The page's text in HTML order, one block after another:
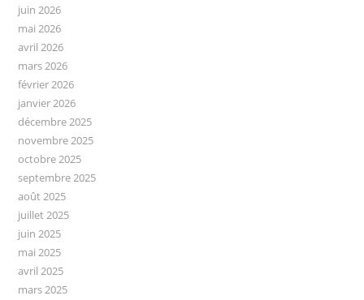
juin 2026
mai 2026
avril 2026
mars 2026
février 2026
janvier 2026
décembre 2025
novembre 2025
octobre 2025
septembre 2025
août 2025
juillet 2025
juin 2025
mai 2025
avril 2025
mars 2025